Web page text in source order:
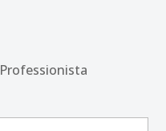
Professionista